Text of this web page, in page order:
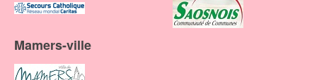
Mamers-ville